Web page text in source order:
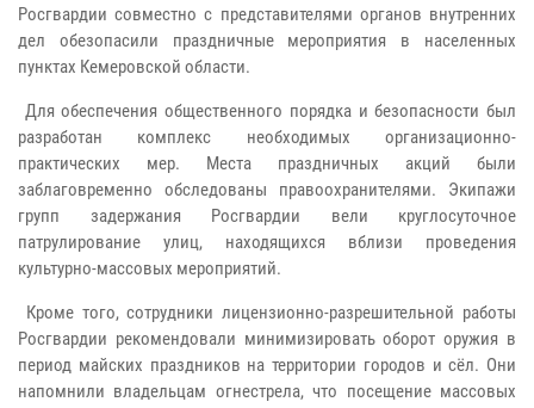
Росгвардии совместно с представителями органов внутренних
дел обезопасили праздничные мероприятия в населенных
пунктах Кемеровской области.
Для обеспечения общественного порядка и безопасности был
разработан комплекс необходимых организационно-
практических мер. Места праздничных акций были
заблаговременно обследованы правоохранителями. Экипажи
групп задержания Росгвардии вели круглосуточное
патрулирование улиц, находящихся вблизи проведения
культурно-массовых мероприятий.
Кроме того, сотрудники лицензионно-разрешительной работы
Росгвардии рекомендовали минимизировать оборот оружия в
период майских праздников на территории городов и сёл. Они
напомнили владельцам огнестрела, что посещение массовых